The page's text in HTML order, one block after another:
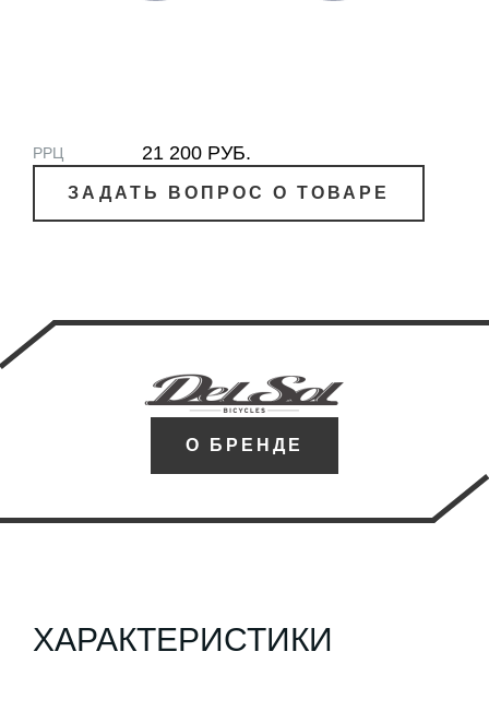
РРЦ 21 200 РУБ.
ЗАДАТЬ ВОПРОС О ТОВАРЕ
О БРЕНДЕ
ХАРАКТЕРИСТИКИ